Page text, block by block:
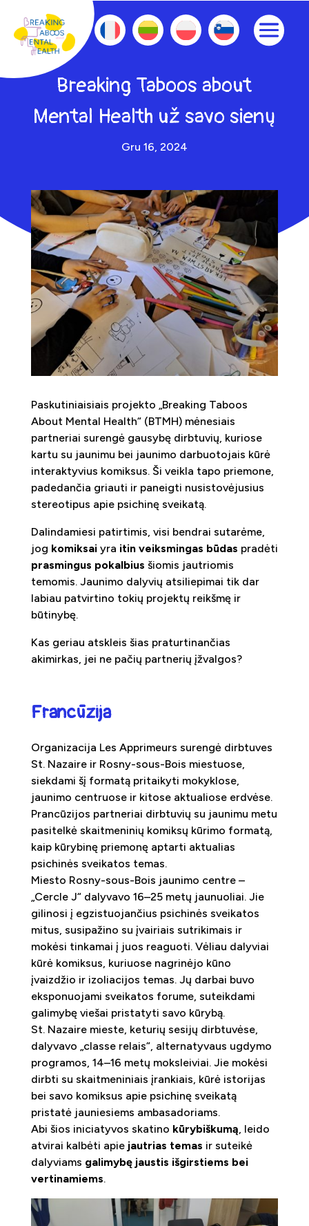
Breaking Taboos about
Mental Health už savo sienų
Gru 16, 2024
Paskutiniaisiais projekto „Breaking Taboos
About Mental Health“ (BTMH) mėnesiais
partneriai surengė gausybę dirbtuvių, kuriose
kartu su jaunimu bei jaunimo darbuotojais kūrė
interaktyvius komiksus. Ši veikla tapo priemone,
padedančia griauti ir paneigti nusistovėjusius
stereotipus apie psichinę sveikatą.
Dalindamiesi patirtimis, visi bendrai sutarėme,
jog komiksaiyra itin veiksmingas būdas pradėti
prasmingus pokalbius šiomis jautriomis
temomis. Jaunimo dalyvių atsiliepimai tik dar
labiau patvirtino tokių projektų reikšmę ir
būtinybę.
Kas geriau atskleis šias praturtinančias
akimirkas, jei ne pačių partnerių įžvalgos?
Francūzija
Organizacija Les Apprimeurs surengė dirbtuves
St. Nazaire ir Rosny-sous-Bois miestuose,
siekdami šį formatą pritaikyti mokyklose,
jaunimo centruose ir kitose aktualiose erdvėse.
Prancūzijos partneriai dirbtuvių su jaunimu metu
pasitelkė skaitmeninių komiksų kūrimo formatą,
kaip kūrybinę priemonę aptarti aktualias
psichinės sveikatos temas.
Miesto Rosny-sous-Bois jaunimo centre –
„Cercle J“ dalyvavo 16–25 metų jaunuoliai. Jie
gilinosi į egzistuojančius psichinės sveikatos
mitus, susipažino su įvairiais sutrikimais ir
mokėsi tinkamai į juos reaguoti. Vėliau dalyviai
kūrė komiksus, kuriuose nagrinėjo kūno
įvaizdžio ir izoliacijos temas. Jų darbai buvo
eksponuojami sveikatos forume, suteikdami
galimybę viešai pristatyti savo kūrybą.
St. Nazaire mieste, keturių sesijų dirbtuvėse,
dalyvavo „classe relais“, alternatyvaus ugdymo
programos, 14–16 metų moksleiviai. Jie mokėsi
dirbti su skaitmeniniais įrankiais, kūrė istorijas
bei savo komiksus apie psichinę sveikatą
pristatė jauniesiems ambasadoriams.
Abi šios iniciatyvos skatino kūrybiškumą , leido
atvirai kalbėti apiejautrias temas ir suteikė
dalyviams galimybę jaustis išgirstiems bei
vertinamiems.